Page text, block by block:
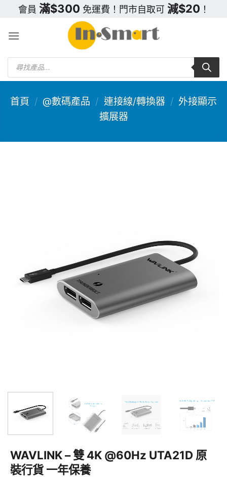
content
會員 滿$300 免運費！門市自取可 減$20 ！
Products
search
首頁 / @數碼產品 / 連接線/轉換器 / 外接顯示
擴展器
WAVLINK – 雙 4K @60Hz UTA21D 原
裝行貨 一年保養